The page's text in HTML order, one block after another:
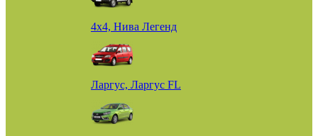
4х4, Нива Легенд
Ларгус, Ларгус FL